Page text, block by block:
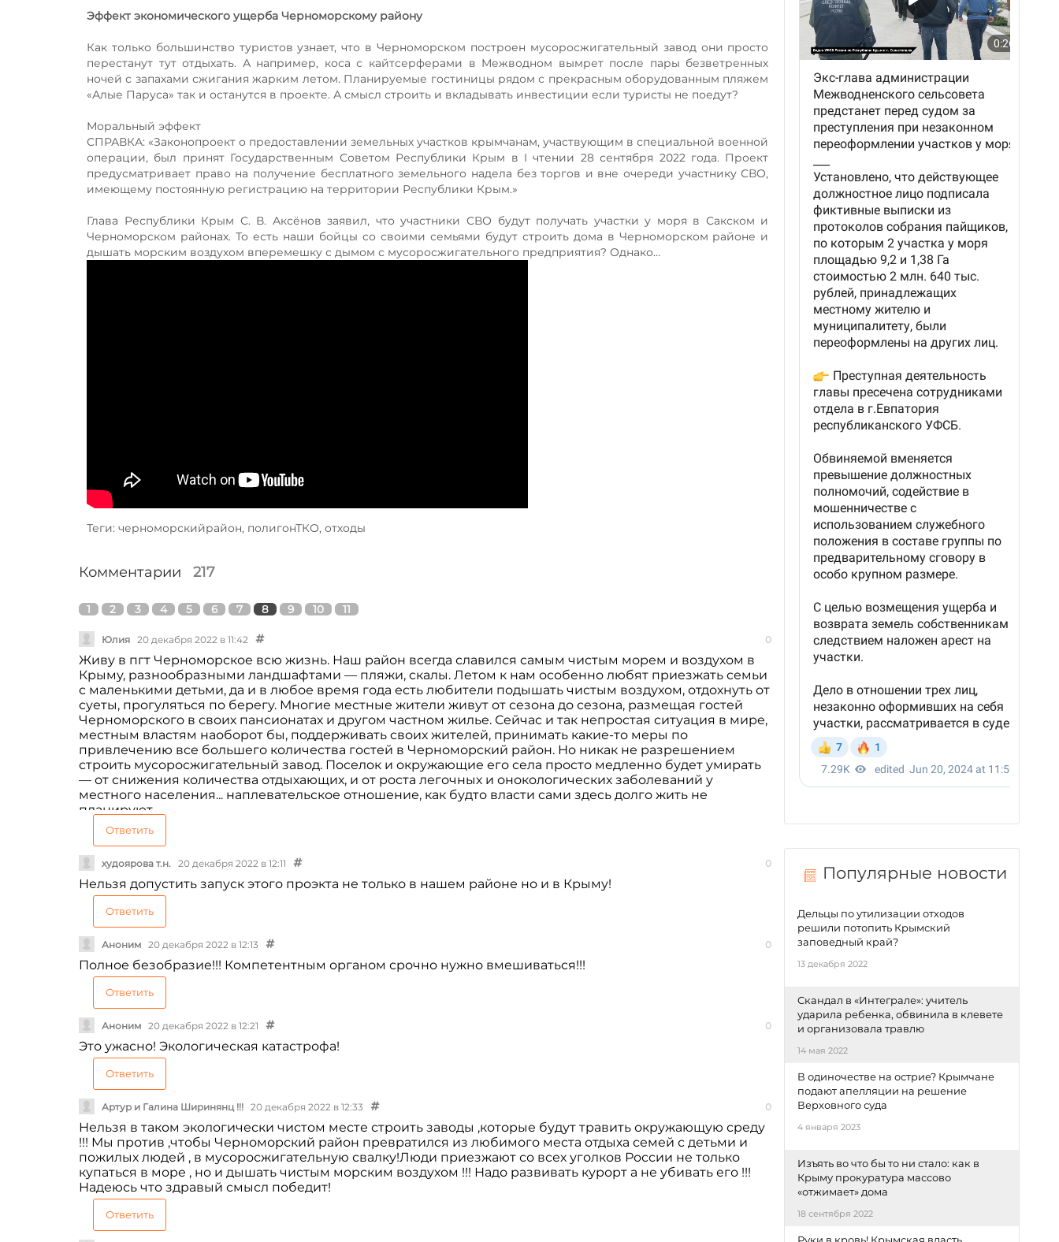
Эффект экономического ущерба Черноморскому району
Как только большинство туристов узнает, что в Черноморском построен мусоросжигательный завод они просто
перестанут тут отдыхать. А например, коса с кайтсерферами в Межводном вымрет после пары безветренных
ночей с запахами сжигания жарким летом. Планируемые гостиницы рядом с прекрасным оборудованным пляжем
«Алые Паруса» так и останутся в проекте. А смысл строить и вкладывать инвестиции если туристы не поедут?
Моральный эффект
СПРАВКА: «Законопроект о предоставлении земельных участков крымчанам, участвующим в специальной военной
операции, был принят Государственным Советом Республики Крым в I чтении 28 сентября 2022 года. Проект
предусматривает право на получение бесплатного земельного надела без торгов и вне очереди участнику СВО,
имеющему постоянную регистрацию на территории Республики Крым.»
Глава Республики Крым С. В. Аксёнов заявил, что участники СВО будут получать участки у моря в Сакском и
Черноморском районах. То есть наши бойцы со своими семьями будут строить дома в Черноморском районе и
дышать морским воздухом вперемешку с дымом с мусоросжигательного предприятия? Однако…
Теги: черноморскийрайон, полигонТКО, отходы
Комментарии 217
1 2 3 4 5 6 7 8 9 10 11
Юлия 20 декабря 2022 в 11:42 0
Живу в пгт Черноморское всю жизнь. Наш район всегда славился самым чистым морем и воздухом в
Крыму, разнообразными ландшафтами — пляжи, скалы. Летом к нам особенно любят приезжать семьи
с маленькими детьми, да и в любое время года есть любители подышать чистым воздухом, отдохнуть от
суеты, прогуляться по берегу. Многие местные жители живут от сезона до сезона, размещая гостей
Черноморского в своих пансионатах и другом частном жилье. Сейчас и так непростая ситуация в мире,
местным властям наоборот бы, поддерживать своих жителей, принимать какие-то меры по
привлечению все большего количества гостей в Черноморский район. Но никак не разрешением
строить мусоросжигательный завод. Поселок и окружающие его села просто медленно будет умирать
— от снижения количества отдыхающих, и от роста легочных и онокологических заболеваний у
местного населения... наплевательское отношение, как будто власти сами здесь долго жить не
планируют
Ответить
худоярова т.н. 20 декабря 2022 в 12:11 0
Нельзя допустить запуск этого проэкта не только в нашем районе но и в Крыму!
Ответить
Аноним 20 декабря 2022 в 12:13 0
Полное безобразие!!! Компетентным органом срочно нужно вмешиваться!!!
Ответить
Аноним 20 декабря 2022 в 12:21 0
Это ужасно! Экологическая катастрофа!
Ответить
Артур и Галина Ширинянц !!! 20 декабря 2022 в 12:33 0
Нельзя в таком экологически чистом месте строить заводы ,которые будут травить окружающую среду
!!! Мы против ,чтобы Черноморский район превратился из любимого места отдыха семей с детьми и
пожилых людей , в мусоросжигательную свалку!Люди приезжают со всех уголков России не только
купаться в море , но и дышать чистым морским воздухом !!! Надо развивать курорт а не убивать его !!!
Надеюсь что здравый смысл победит!
Ответить
Популярные новости
Дельцы по утилизации отходов
решили потопить Крымский
заповедный край?
13 декабря 2022
Скандал в «Интеграле»: учитель
ударила ребенка, обвинила в клевете
и организовала травлю
14 мая 2022
В одиночестве на острие? Крымчане
подают апелляции на решение
Верховного суда
4 января 2023
Изъять во что бы то ни стало: как в
Крыму прокуратура массово
«отжимает» дома
18 сентября 2022